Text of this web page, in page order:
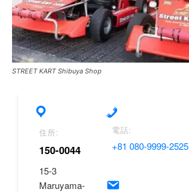
STREET KART Shibuya Shop
住所:
150-0044
15-3
Maruyama-
電話:
+81 080-9999-2525